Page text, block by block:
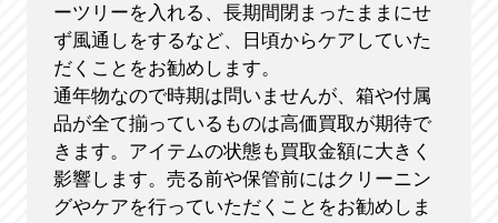
ーツリーを入れる、長期間閉まったままにせ
ず風通しをするなど、日頃からケアしていた
だくことをお勧めします。
通年物なので時期は問いませんが、箱や付属
品が全て揃っているものは高価買取が期待で
きます。アイテムの状態も買取金額に大きく
影響します。売る前や保管前にはクリーニン
グやケアを行っていただくことをお勧めしま